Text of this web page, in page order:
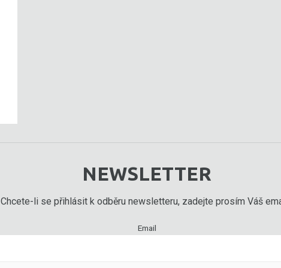
NEWSLETTER
Chcete-li se přihlásit k odběru newsletteru, zadejte prosím Váš
Email